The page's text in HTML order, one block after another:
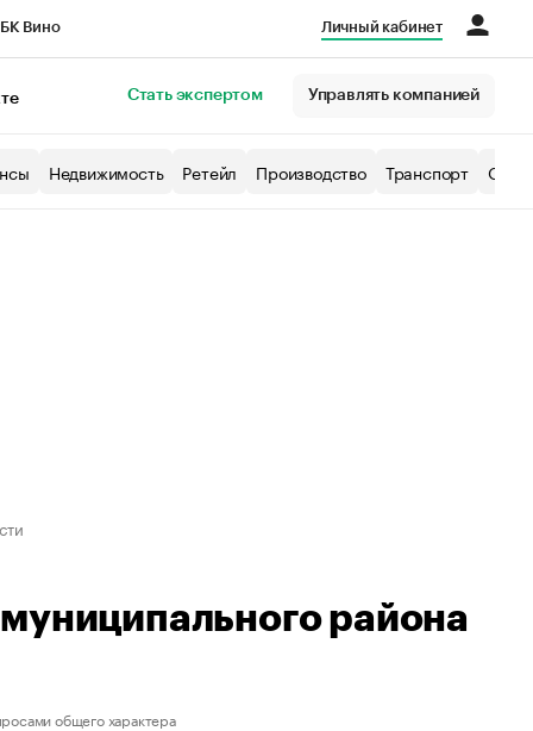
Вино Личный кабинет
Стать экспертом Управлять компанией
Недвижимость Ретейл Производство Транспорт
района
общего характера